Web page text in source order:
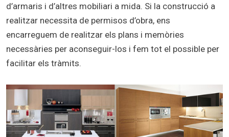
d’armaris i d’altres mobiliari a mida. Si la construcció a
realitzar necessita de permisos d’obra, ens
encarreguem de realitzar els plans i memòries
necessàries per aconseguir-los i fem tot el possible per
facilitar els tràmits.